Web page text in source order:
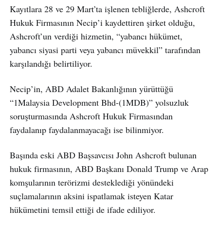
Kayıtlara 28 ve 29 Mart’ta işlenen tebliğlerde, Ashcroft
Hukuk Firmasının Necip’i kaydettiren şirket olduğu,
Ashcroft’un verdiği hizmetin, “yabancı hükümet,
yabancı siyasi parti veya yabancı müvekkil” tarafından
karşılandığı belirtiliyor.
Necip’in, ABD Adalet Bakanlığının yürüttüğü
“1Malaysia Development Bhd-(1MDB)” yolsuzluk
soruşturmasında Ashcroft Hukuk Firmasından
faydalanıp faydalanmayacağı ise bilinmiyor.
Başında eski ABD Başsavcısı John Ashcroft bulunan
hukuk firmasının, ABD Başkanı Donald Trump ve Arap
komşularının terörizmi desteklediği yönündeki
suçlamalarının aksini ispatlamak isteyen Katar
hükümetini temsil ettiği de ifade ediliyor.